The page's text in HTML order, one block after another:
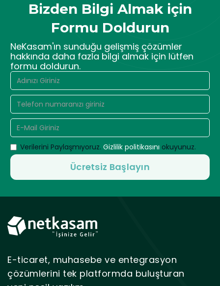
Bizden Bilgi Almak için
Formu Doldurun
NeKasam'ın sunduğu gelişmiş çözümler
hakkında daha fazla bilgi almak için lütfen
formu doldurun.
Verilerini Paylaşmıyoruz. Gizlilik politikasını okuyunuz.
E-ticaret, muhasebe ve entegrasyon
çözümlerini tek platformda buluşturan